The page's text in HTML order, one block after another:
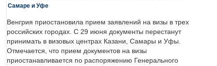
Самаре и Уфе
Венгрия приостановила прием заявлений на визы в трех
российских городах. С 29 июня документы перестанут
принимать в визовых центрах Казани, Самары и Уфы.
Отмечается, что прием документов на визы
приостанавливается по распоряжению Генерального